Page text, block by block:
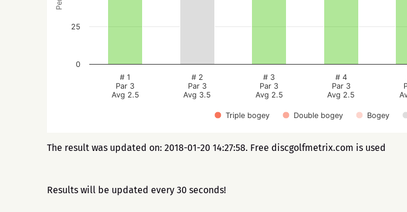
Triple bogey Double bogey Bogey
# 1
Par 3
Avg 2.5
# 2
Par 3
Avg 3.5
# 3
Par 3
Avg 2.5
# 4
Par 3
Avg 2.5
0
25
The result was updated on: 2018-01-20 14:27:58. Free discgolfmetrix.com is used
Results will be updated every 30 seconds!